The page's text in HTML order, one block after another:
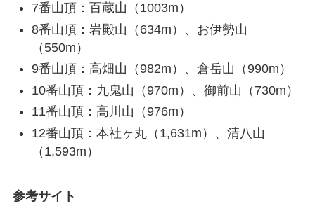
7番山頂：百蔵山（1003m）
8番山頂：岩殿山（634m）、お伊勢山
（550m）
9番山頂：高畑山（982m）、倉岳山（990m）
10番山頂：九鬼山（970m）、御前山（730m）
11番山頂：高川山（976m）
12番山頂：本社ヶ丸（1,631m）、清八山
（1,593m）
参考サイト